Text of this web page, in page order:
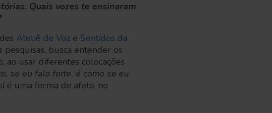
Quais vozes te ensinaram
Ateliê de Voz e Sentidos da
pesquisas, busca entender os
ao usar diferentes colocações
se eu falo forte, é como se eu
é uma forma de afeto, no